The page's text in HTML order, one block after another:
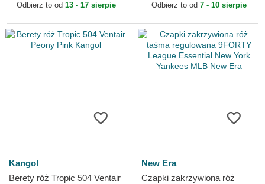
Odbierz to od 13 - 17 sierpie Odbierz to od 7 - 10 sierpie
Kangol
Berety róż Tropic 504 Ventair
New Era
Czapki zakrzywiona róż